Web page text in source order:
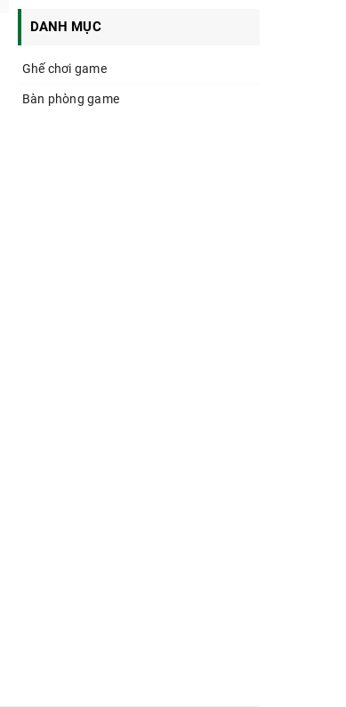
DANH MỤC
Ghế chơi game
Bàn phòng game